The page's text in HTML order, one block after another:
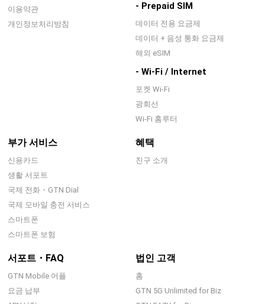
이용약관
개인정보처리방침
- Prepaid SIM
데이터 전용 요금제
데이터 + 음성 통화 요금제
해외 eSIM
- Wi-Fi / Internet
포켓 Wi-Fi
광회선
Wi-Fi 홈루터
부가 서비스
신용카드
생활 서포트
국제 전화・GTN Dial
국제 모바일 충전 서비스
스마트폰
스마트폰 보험
혜택
친구 소개
서포트・FAQ
GTN Mobile 어플
요금 납부
법인 고객
홈
GTN 5G Unlimited for Biz